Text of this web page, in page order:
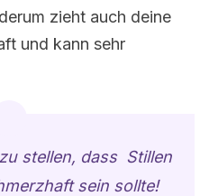
zieht auch deine
und kann sehr
stellen, dass Stillen
sein sollte!